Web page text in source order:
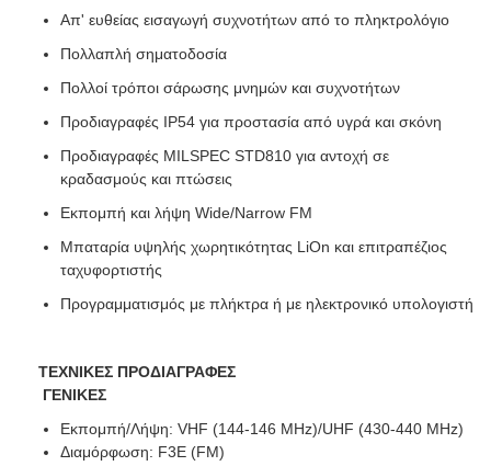
Απ' ευθείας εισαγωγή συχνοτήτων από το πληκτρολόγιο
Πολλαπλή σηματοδοσία
Πολλοί τρόποι σάρωσης μνημών και συχνοτήτων
Προδιαγραφές IP54 για προστασία από υγρά και σκόνη
Προδιαγραφές MILSPEC STD810 για αντοχή σε
κραδασμούς και πτώσεις
Εκπομπή και λήψη Wide/Narrow FM
Μπαταρία υψηλής χωρητικότητας LiOn και επιτραπέζιος
ταχυφορτιστής
Προγραμματισμός με πλήκτρα ή με ηλεκτρονικό υπολογιστή
ΤΕΧΝΙΚΕΣ ΠΡΟΔΙΑΓΡΑΦΕΣ
ΓΕΝΙΚΕΣ
Εκπομπή/Λήψη: VHF (144-146 MHz)/UHF (430-440 MHz)
Διαμόρφωση: F3E (FM)